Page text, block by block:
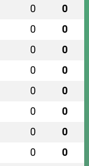
0 0
0 0
0 0
0 0
0 0
0 0
0 0
0 0